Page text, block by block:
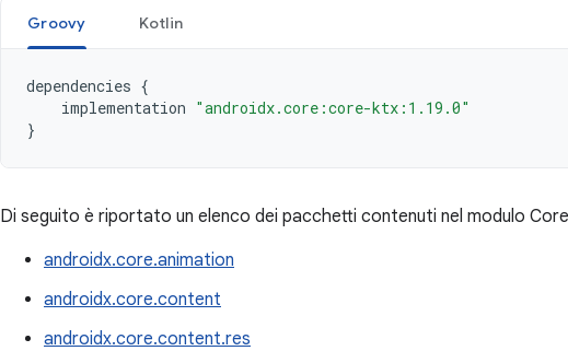
Groovy Kotlin
dependencies {
implementation "androidx.core:core-ktx:1.19.0"
}
Di seguito è riportato un elenco dei pacchetti contenuti nel modulo
androidx.core.animation
androidx.core.content
androidx.core.content.res